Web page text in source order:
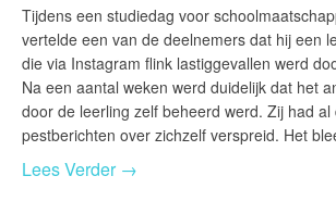
Tijdens een studiedag voor
vertelde een van de deelnemers dat hij een
die via Instagram flink lastiggevallen werd
Na een aantal weken werd duidelijk dat het
door de leerling zelf beheerd werd. Zij had al
pestberichten over zichzelf verspreid. Het
Lees Verder →